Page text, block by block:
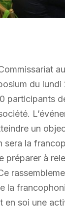
du lundi
participants
un
sera la
préparer à
la
en soi une